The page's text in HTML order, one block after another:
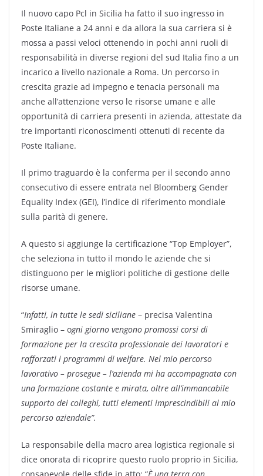
Il nuovo capo Pcl in Sicilia ha fatto il suo ingresso in
Poste Italiane a 24 anni e da allora la sua carriera si è
mossa a passi veloci ottenendo in pochi anni ruoli di
responsabilità in diverse regioni del sud Italia fino a un
incarico a livello nazionale a Roma. Un percorso in
crescita grazie ad impegno e tenacia personali ma
anche all’attenzione verso le risorse umane e alle
opportunità di carriera presenti in azienda, attestate da
tre importanti riconoscimenti ottenuti di recente da
Poste Italiane.
Il primo traguardo è la conferma per il secondo anno
consecutivo di essere entrata nel Bloomberg Gender
Equality Index (GEI), l’indice di riferimento mondiale
sulla parità di genere.
A questo si aggiunge la certificazione “Top Employer”,
che seleziona in tutto il mondo le aziende che si
distinguono per le migliori politiche di gestione delle
risorse umane.
“Infatti, in tutte le sedi siciliane – precisa Valentina
Smiraglio – ogni giorno vengono promossi corsi di
formazione per la crescita professionale dei lavoratori e
rafforzati i programmi di welfare. Nel mio percorso
lavorativo – prosegue – l’azienda mi ha accompagnata con
una formazione costante e mirata, oltre all’immancabile
supporto dei colleghi, tutti elementi imprescindibili al mio
percorso aziendale”.
La responsabile della macro area logistica regionale si
dice onorata di ricoprire questo ruolo proprio in Sicilia,